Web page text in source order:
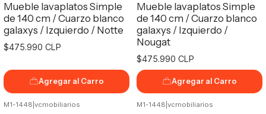
Mueble lavaplatos Simple
de 140 cm / Cuarzo blanco
galaxys / Izquierdo / Notte
$475.990 CLP
Agregar al Carro
Mueble lavaplatos Simple
de 140 cm / Cuarzo blanco
galaxys / Izquierdo /
Nougat
$475.990 CLP
Agregar al Carro
M1-1448 vcmobiliarios M1-1448 vcmobiliarios